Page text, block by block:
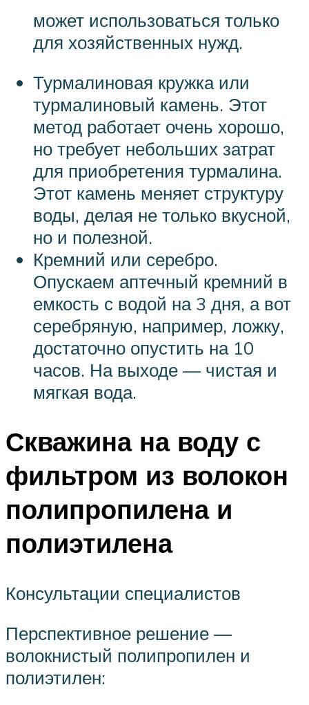
может использоваться только
для хозяйственных нужд.
Турмалиновая кружка или
турмалиновый камень. Этот
метод работает очень хорошо,
но требует небольших затрат
для приобретения турмалина.
Этот камень меняет структуру
воды, делая не только вкусной,
но и полезной.
Кремний или серебро.
Опускаем аптечный кремний в
емкость с водой на 3 дня, а вот
серебряную, например, ложку,
достаточно опустить на 10
часов. На выходе — чистая и
мягкая вода.
Скважина на воду с
фильтром из волокон
полипропилена и
полиэтилена
Консультации специалистов
Перспективное решение —
волокнистый полипропилен и
полиэтилен: